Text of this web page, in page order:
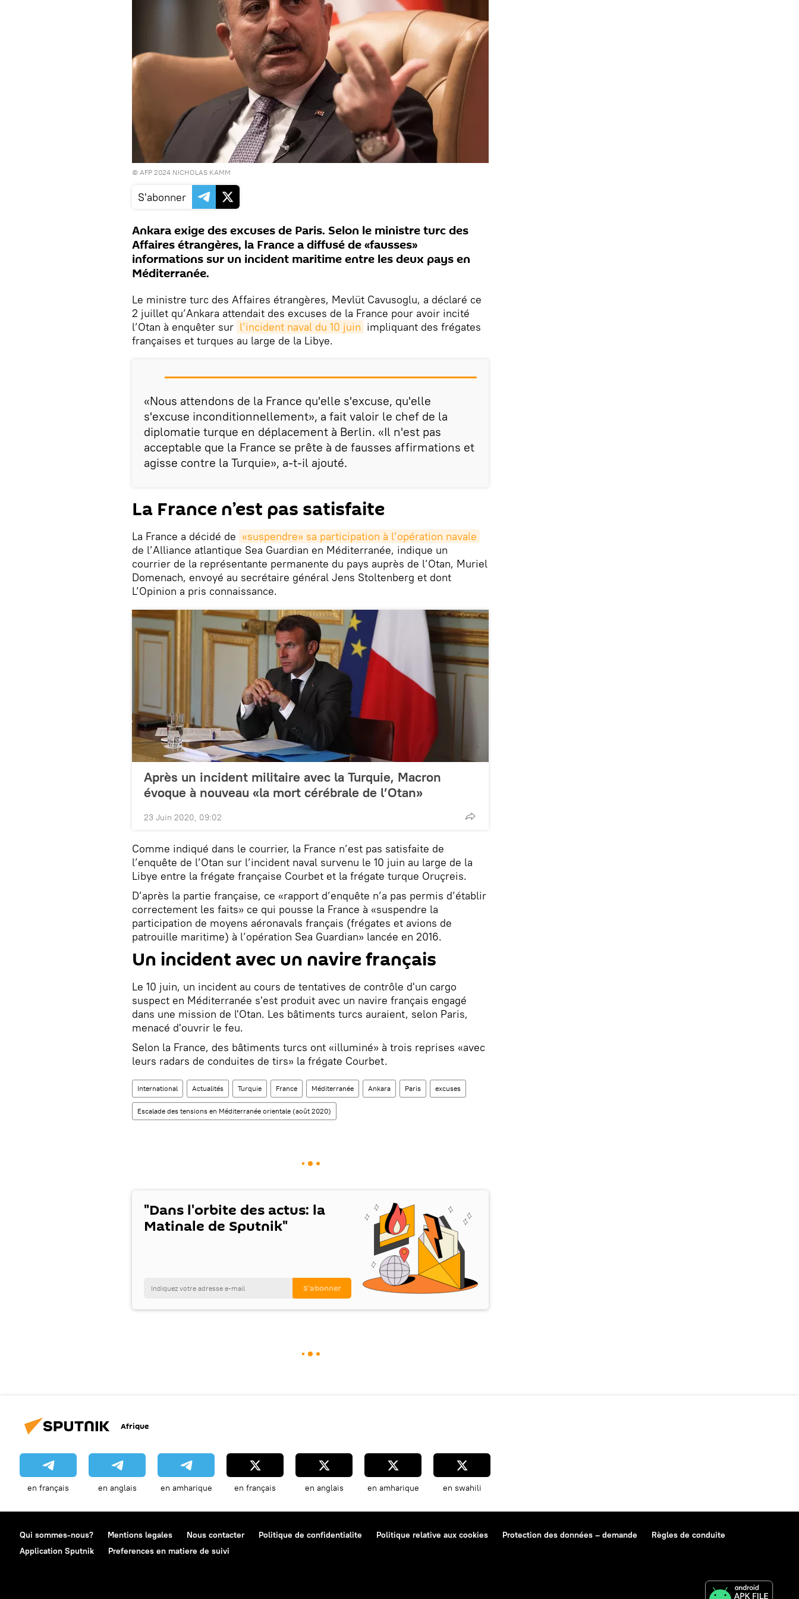
© AFP 2024 NICHOLAS KAMM
S'abonner
Ankara exige des excuses de Paris. Selon le ministre turc des
Affaires étrangères, la France a diffusé de «fausses»
informations sur un incident maritime entre les deux pays en
Méditerranée.
Le ministre turc des Affaires étrangères, Mevlüt Cavusoglu, a déclaré ce
2 juillet qu’Ankara attendait des excuses de la France pour avoir incité
l’Otan à enquêter sur l’incident naval du 10 juin impliquant des frégates
françaises et turques au large de la Libye.
«Nous attendons de la France qu'elle s'excuse, qu'elle
s'excuse inconditionnellement», a fait valoir le chef de la
diplomatie turque en déplacement à Berlin. «Il n'est pas
acceptable que la France se prête à de fausses affirmations et
agisse contre la Turquie», a-t-il ajouté.
La France n’est pas satisfaite
La France a décidé de «suspendre» sa participation à l’opération navale
de l’Alliance atlantique Sea Guardian en Méditerranée, indique un
courrier de la représentante permanente du pays auprès de l’Otan, Muriel
Domenach, envoyé au secrétaire général Jens Stoltenberg et dont
L’Opinion a pris connaissance.
Après un incident militaire avec la Turquie, Macron
évoque à nouveau «la mort cérébrale de l’Otan»
23 Juin 2020, 09:02
Сomme indiqué dans le courrier, la France n’est pas satisfaite de
l’enquête de l’Otan sur l’incident naval survenu le 10 juin au large de la
Libye entre la frégate française Courbet et la frégate turque Oruçreis.
D’après la partie française, ce «rapport d’enquête n’a pas permis d’établir
correctement les faits» ce qui pousse la France à «suspendre la
participation de moyens aéronavals français (frégates et avions de
patrouille maritime) à l’opération Sea Guardian» lancée en 2016.
Un incident avec un navire français
Le 10 juin, un incident au cours de tentatives de contrôle d'un cargo
suspect en Méditerranée s'est produit avec un navire français engagé
dans une mission de l'Otan. Les bâtiments turcs auraient, selon Paris,
menacé d'ouvrir le feu.
Selon la France, des bâtiments turcs ont «illuminé» à trois reprises «avec
leurs radars de conduites de tirs» la frégate Courbet.
International Actualités Turquie France Méditerranée Ankara Paris excuses
Escalade des tensions en Méditerranée orientale (août 2020)
"Dans l'orbite des actus: la
Matinale de Sputnik"
Afrique
en français en anglais en amharique en français en anglais en amharique en swahili
Qui sommes-nous? Mentions legales Nous contacter Politique de confidentialite Politique relative aux cookies Protection des données – demande
Règles de conduite
Application Sputnik
Preferences en matiere de suivi